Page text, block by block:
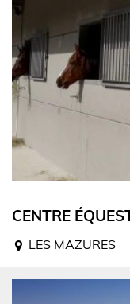
CENTRE
LES MAZURES